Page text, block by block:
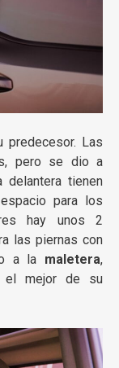
predecesor. Las
pero se dio a
tienen
para los
hay unos 2
las piernas con
a la maletera,
el mejor de su